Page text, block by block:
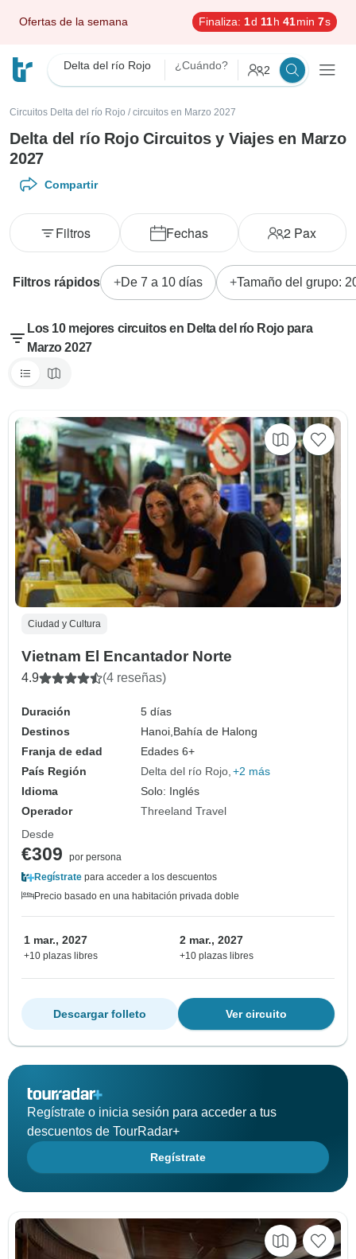
Ofertas de la semana Finaliza: 1d 11h 41min 5s
Delta del río Rojo ¿Cuándo? 2
Circuitos Delta del río Rojo / circuitos en Marzo 2027
Delta del río Rojo Circuitos y Viajes en Marzo
2027
Compartir
Fechas 2 Pax
Filtros
Filtros rápidos De 7 a 10 días Tamaño del grupo:
Los 10 mejores circuitos en Delta del río Rojo para
Marzo 2027
Ciudad y Cultura
Vietnam El Encantador Norte
4.9 (4 reseñas)
Duración
5 días
Destinos
Hanoi, Bahía de Halong
Franja de edad
Edades 6+
País Región
Delta del río Rojo +2 más
Idioma
Solo: Inglés
Operador
Threeland Travel
Desde
€309
por persona
Regístrate para acceder a los descuentos
Precio basado en una habitación privada doble
1 mar., 2027
+10 plazas libres
2 mar., 2027
+10 plazas libres
Ver circuito
Descargar folleto
Regístrate o inicia sesión para acceder a tus
descuentos de TourRadar+
Regístrate